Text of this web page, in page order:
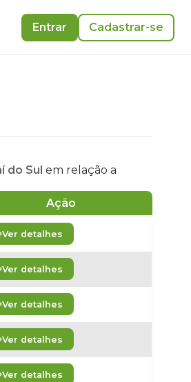
Entrar Cadastrar-se
do Sul em relação a
Ação
Ver detalhes
Ver detalhes
Ver detalhes
Ver detalhes
Ver detalhes